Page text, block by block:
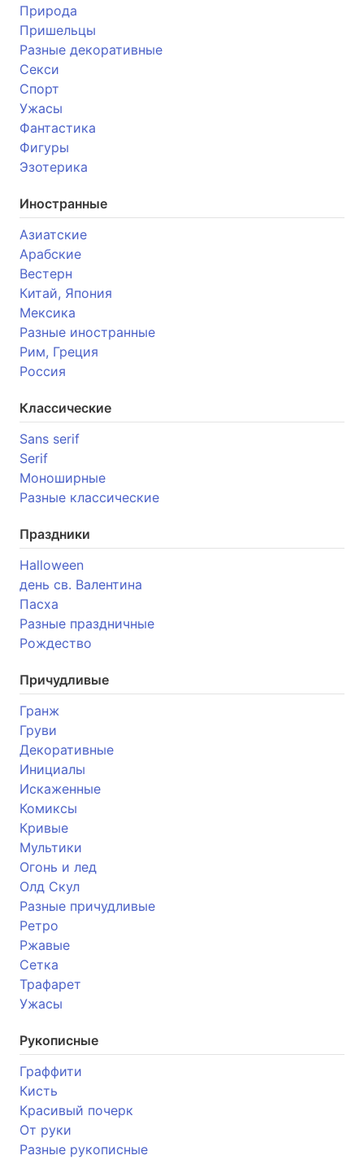
Природа
Пришельцы
Разные декоративные
Секси
Спорт
Ужасы
Фантастика
Фигуры
Эзотерика
Иностранные
Азиатские
Арабские
Вестерн
Китай, Япония
Мексика
Разные иностранные
Рим, Греция
Россия
Классические
Sans serif
Serif
Моноширные
Разные классические
Праздники
Halloween
день св. Валентина
Пасха
Разные праздничные
Рождество
Причудливые
Гранж
Груви
Декоративные
Инициалы
Искаженные
Комиксы
Кривые
Мультики
Огонь и лед
Олд Скул
Разные причудливые
Ретро
Ржавые
Сетка
Трафарет
Ужасы
Рукописные
Граффити
Кисть
Красивый почерк
От руки
Разные рукописные